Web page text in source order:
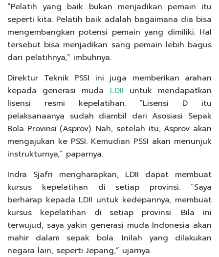
“Pelatih yang baik bukan menjadikan pemain itu
seperti kita. Pelatih baik adalah bagaimana dia bisa
mengembangkan potensi pemain yang dimiliki. Hal
tersebut bisa menjadikan sang pemain lebih bagus
dari pelatihnya,” imbuhnya.
Direktur Teknik PSSI ini juga memberikan arahan
kepada generasi muda LDII untuk mendapatkan
lisensi resmi kepelatihan. “Lisensi D itu
pelaksanaanya sudah diambil dari Asosiasi Sepak
Bola Provinsi (Asprov). Nah, setelah itu, Asprov akan
mengajukan ke PSSI. Kemudian PSSI akan menunjuk
instrukturnya,” paparnya.
Indra Sjafri mengharapkan, LDII dapat membuat
kursus kepelatihan di setiap provinsi. “Saya
berharap kepada LDII untuk kedepannya, membuat
kursus kepelatihan di setiap provinsi. Bila ini
terwujud, saya yakin generasi muda Indonesia akan
mahir dalam sepak bola. Inilah yang dilakukan
negara lain, seperti Jepang,” ujarnya.